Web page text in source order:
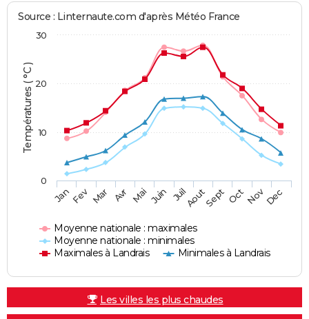
Températures ( °C )
Source : Linternaute.com d'après Météo France
Moyenne nationale : maximales
Moyenne nationale : minimales
Maximales à Landrais
Minimales à Landrais
JanFev Mar Avr Mai Juin JuilAoutSept OctNovDec
0
10
20
30
Les villes les plus chaudes